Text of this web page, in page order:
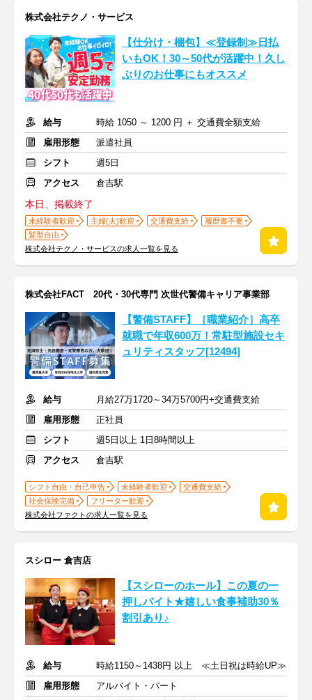
株式会社テクノ・サービス
【仕分け・梱包】≪登録制≫日払
いもOK！30～50代が活躍中！久し
ぶりのお仕事にもオススメ
給与
時給 1050 ～ 1200 円 ＋ 交通費全額支給
雇用形態
派遣社員
シフト
週5日
アクセス
倉吉駅
本日、掲載終了
未経験者歓迎 主婦(夫)歓迎 交通費支給
履歴書不要
髪型自由
株式会社テクノ・サービスの求人一覧を見る
株式会社FACT 20代・30代専門 次世代警備キャリア事業部
【警備STAFF】［職業紹介］高卒
就職で年収600万！常駐型施設セキ
ュリティスタッフ[12494]
給与
月給27万1720～34万5700円+交通費支給
雇用形態
正社員
シフト
週5日以上 1日8時間以上
アクセス
倉吉駅
シフト自由・自己申告 未経験者歓迎
交通費支給
社会保険完備
フリーター歓迎
株式会社ファクトの求人一覧を見る
スシロー 倉吉店
【スシローのホール】この夏の一
押しバイト★嬉しい食事補助30％
割引あり♪
給与
時給1150～1438円 以上 ≪土日祝は時給UP≫
雇用形態
アルバイト・パート